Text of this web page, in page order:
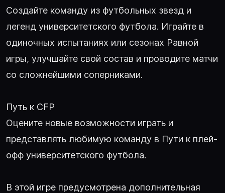
Создайте команду из футбольных звезд и
легенд университетского футбола. Играйте в
одиночных испытаниях или сезонах Равной
игры, улучшайте свой состав и проводите матчи
со сложнейшими соперниками.
Путь к CFP
Оцените новые возможности играть и
представлять любимую команду в Пути к плей-
офф университетского футбола.
В этой игре предусмотрена дополнительная